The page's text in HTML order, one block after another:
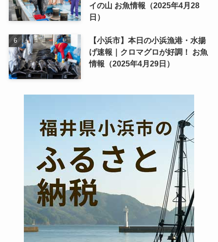
イの山 お魚情報（2025年4月28
日）
【小浜市】本日の小浜漁港・水揚
げ速報｜クロマグロが好調！ お魚
情報（2025年4月29日）